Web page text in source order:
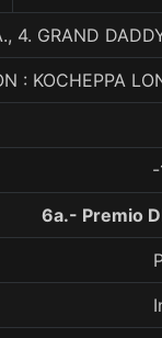
4. GRAND
: KOCHEPPA
6a.- Premio